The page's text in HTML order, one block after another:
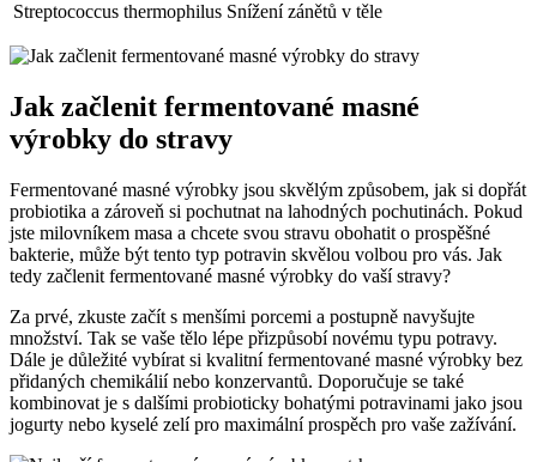
Streptococcus thermophilus Snížení zánětů v těle
Jak začlenit fermentované masné
výrobky do stravy
Fermentované masné výrobky jsou skvělým způsobem, jak si dopřát
probiotika a zároveň si pochutnat na lahodných pochutinách. Pokud
jste milovníkem masa a chcete svou stravu obohatit o prospěšné
bakterie, může být tento typ potravin skvělou volbou pro vás. Jak
tedy začlenit fermentované masné výrobky do vaší stravy?
Za prvé, zkuste začít s menšími porcemi a postupně navyšujte
množství. Tak se vaše tělo lépe přizpůsobí novému typu potravy.
Dále je důležité vybírat si kvalitní fermentované masné výrobky bez
přidaných chemikálií nebo konzervantů. Doporučuje se také
kombinovat je s dalšími probioticky bohatými potravinami jako jsou
jogurty nebo kyselé zelí pro maximální prospěch pro vaše zažívání.